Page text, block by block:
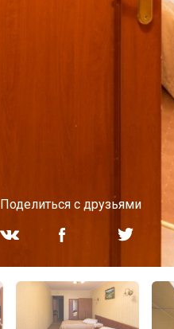
Поделиться с друзьями